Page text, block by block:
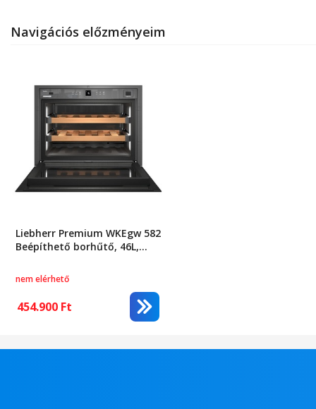
Navigációs előzményeim
Liebherr Premium WKEgw 582
Beépíthető borhűtő, 46L,
energiaosztály, 18 Bordeaux
üveg
nem elérhető
454.900 Ft